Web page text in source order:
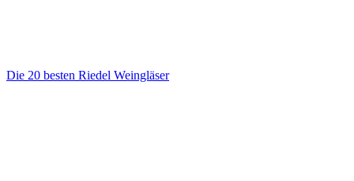
Die 20 besten Riedel Weingläser